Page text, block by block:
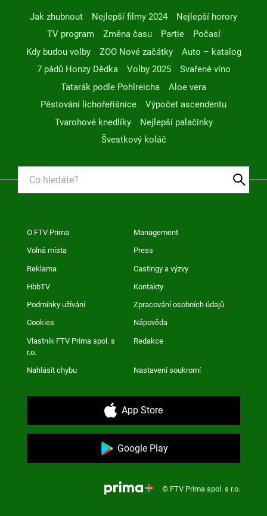
Jak zhubnout Nejlepší filmy 2024
Nejlepší horory
TV program
Změna času Partie
Počasí
Kdy budou volby
ZOO Nové začátky
Auto – katalog
7 pádů Honzy Dědka
Volby 2025
Svařené víno
Tatarák podle Pohlreicha
Aloe vera
Pěstování lichořeřišnice
Výpočet ascendentu
Tvarohové knedlíky
Nejlepší palačinky
Švestkový koláč
O FTV Prima Management
Volná místa Press
Reklama Castingy a výzvy
HbbTV Kontakty
Podmínky užívání Zpracování osobních údajů
Cookies Nápověda
Vlastník FTV Prima spol. s
r.o.
Redakce
Nahlásit chybu Nastavení soukromí
App Store
Google Play
© FTV Prima spol. s r.o.